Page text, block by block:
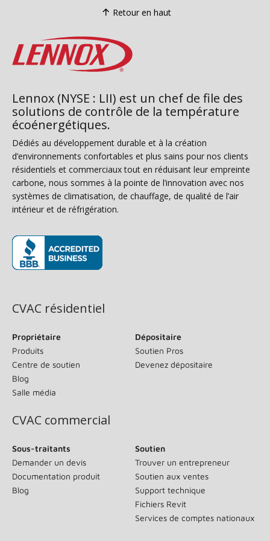
Retour en haut
Lennox (NYSE : LII) est un chef de file des
solutions de contrôle de la température
écoénergétiques.
Dédiés au développement durable et à la création
d’environnements confortables et plus sains pour nos clients
résidentiels et commerciaux tout en réduisant leur empreinte
carbone, nous sommes à la pointe de l’innovation avec nos
systèmes de climatisation, de chauffage, de qualité de l’air
intérieur et de réfrigération.
CVAC résidentiel
Propriétaire
Produits
Centre de soutien
Blog
Salle média
Dépositaire
Soutien Pros
Devenez dépositaire
CVAC commercial
Sous-traitants
Demander un devis
Documentation produit
Blog
Soutien
Trouver un entrepreneur
Soutien aux ventes
Support technique
Fichiers Revit
Services de comptes nationaux